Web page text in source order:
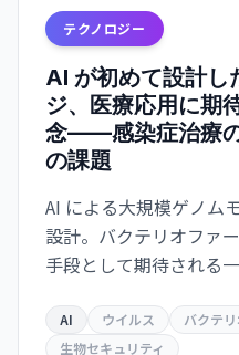
テクノロジー
AI が初めて設計し
ジ、医療応用に期
念——感染症治療
の課題
AI による大規模ゲノム
設計。バクテリオファ
手段として期待される
点を意味する。
AI ウイルス バクテ
生物セキュリティ